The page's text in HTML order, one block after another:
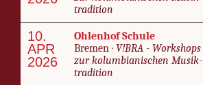
tra­di­tion
10.
APR
2026
Ohlen­hof Schule
Bre­men · V!BRA - Work­shops
zur kolumbian­is­chen Musik­
tra­di­tion